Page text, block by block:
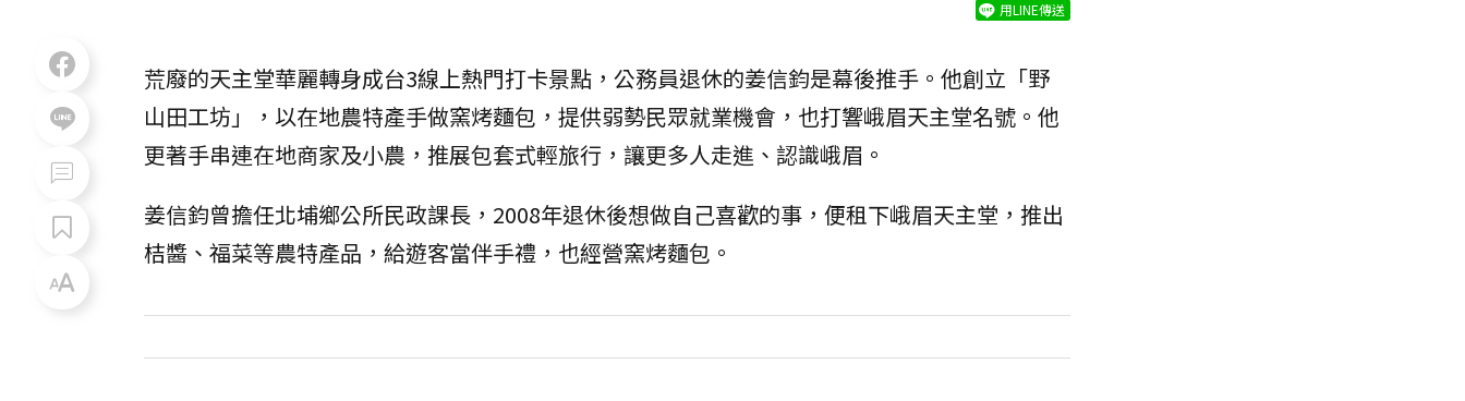
用LINE傳送
荒廢的天主堂華麗轉身成台3線上熱門打卡景點，公務員退休的姜信鈞是幕後推手。他創立「野
山田工坊」，以在地農特產手做窯烤麵包，提供弱勢民眾就業機會，也打響峨眉天主堂名號。他
更著手串連在地商家及小農，推展包套式輕旅行，讓更多人走進、認識峨眉。
姜信鈞曾擔任北埔鄉公所民政課長，2008年退休後想做自己喜歡的事，便租下峨眉天主堂，推出
桔醬、福菜等農特產品，給遊客當伴手禮，也經營窯烤麵包。